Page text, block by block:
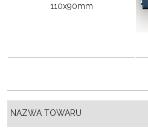
110x90mm
NAZWA TOWARU